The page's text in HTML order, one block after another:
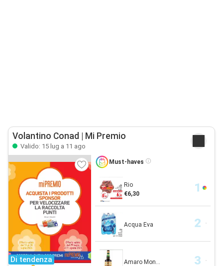
Volantino Conad | Mi Premio
Valido: 15 lug a 11 ago
Di tendenza
Must-haves
Rio
€6,30
Acqua Eva
Amaro Mon...